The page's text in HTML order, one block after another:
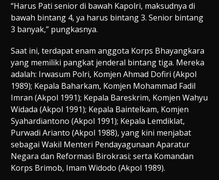
“Harus Pati senior di bawah Kapolri, maksudnya di
bawah bintang 4, ya harus bintang 3. Senior bintang
3 banyak,” pungkasnya.
Saat ini, terdapat enam anggota Korps Bhayangkara
yang memiliki pangkat jenderal bintang tiga. Mereka
adalah: Irwasum Polri, Komjen Ahmad Dofiri (Akpol
1989); Kepala Baharkam, Komjen Mohammad Fadil
Imran (Akpol 1991); Kepala Bareskrim, Komjen Wahyu
Widada (Akpol 1991); Kepala Baintelkam, Komjen
Syahardiantono (Akpol 1991); Kepala Lemdiklat,
Purwadi Arianto (Akpol 1988), yang kini menjabat
sebagai Wakil Menteri Pendayagunaan Aparatur
Negara dan Reformasi Birokrasi; serta Komandan
Korps Brimob, Imam Widodo (Akpol 1989).